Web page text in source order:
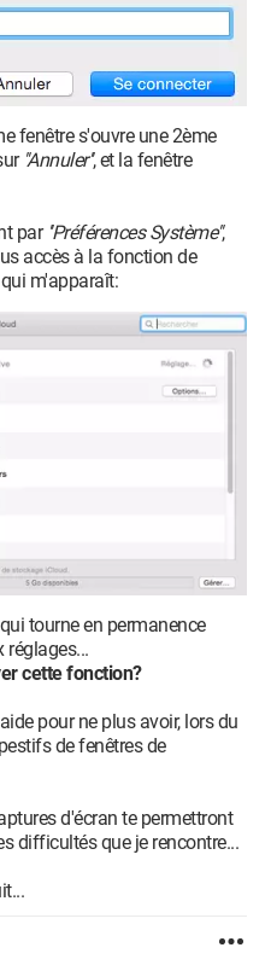
fenêtre s'ouvre une 2ème
''Annuler'', et la fenêtre
par ''Préférences Système'',
accès à la fonction de
m'apparaît:
tourne en permanence
réglages...
cette fonction?
pour ne plus avoir, lors du
de fenêtres de
d'écran te permettront
difficultés que je rencontre...